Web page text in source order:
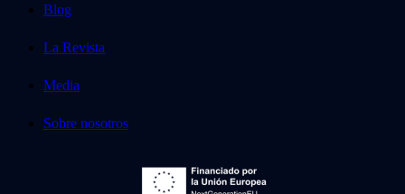
Blog
La Revista
Media
Sobre nosotros